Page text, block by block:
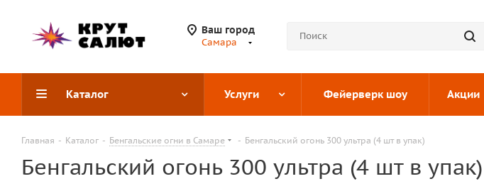
Ваш город
Самара
Каталог Услуги Фейерверк шоу Акции
Главная - Каталог - Бенгальские огни в Самаре - Бенгальский огонь 300 ультра (4 шт в упак)
Бенгальский огонь 300 ультра (4 шт в упак)